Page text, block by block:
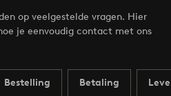
op veelgestelde vragen. Hier
je eenvoudig contact met ons
Bestelling Betaling